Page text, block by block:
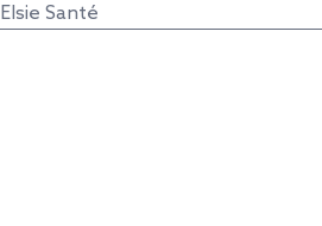
Elsie Santé